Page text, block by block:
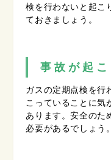
検を行わないと起こ
ておきましょう。
事故が起
ガスの定期点検を行
こっていることに気
あります。安全のた
必要があるでしょう。